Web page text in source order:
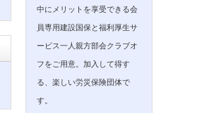
中にメリットを享受できる会
員専用建設国保と福利厚生サ
ービス一人親方部会クラブオ
フをご用意。加入して得す
る、楽しい労災保険団体で
す。